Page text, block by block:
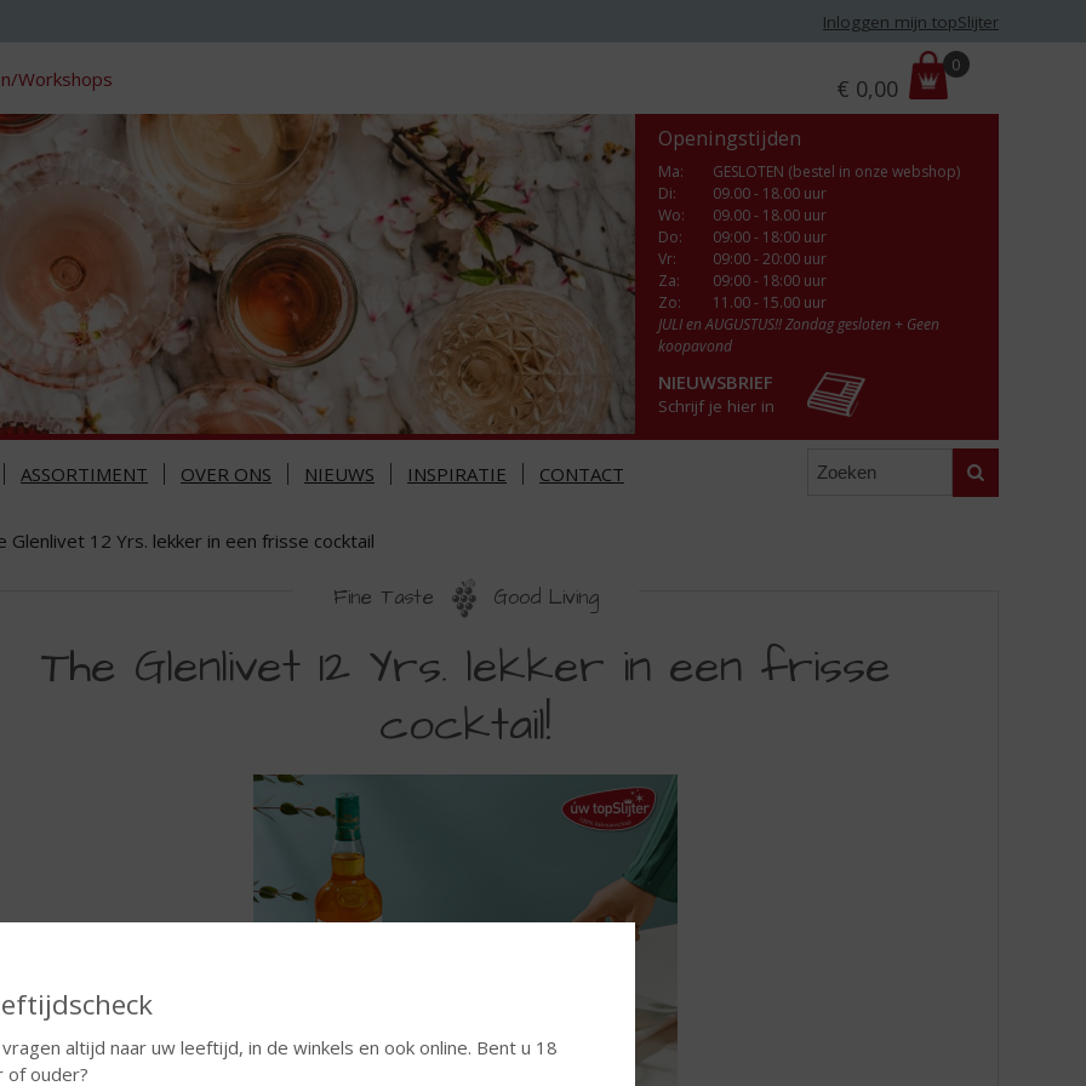
altijd naar uw leeftijd, in de winkels en ook online. Bent u 18
of ouder?
Inloggen mijn topSlijter
Workshops
r
i
s
€ 0,00
0
Openingstijden
Ma:
GESLOTEN (bestel in onze webshop)
Di:
09.00 - 18.00 uur
Wo:
09.00 - 18.00 uur
Do:
09:00 - 18:00 uur
Vr:
09:00 - 20:00 uur
Za:
09:00 - 18:00 uur
Zo:
11.00 - 15.00 uur
JULI en AUGUSTUS!! Zondag gesloten + Geen
koopavond
NIEUWSBRIEF
Schrijf je hier in
ASSORTIMENT OVER ONS NIEUWS INSPIRATIE CONTACT Zoeken
Glenlivet 12 Yrs. lekker in een frisse cocktail
Fine Taste Good Living
The Glenlivet 12 Yrs. lekker in een frisse
cocktail!